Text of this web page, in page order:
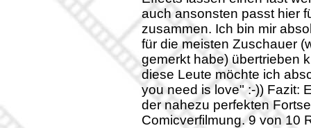
auch ansonsten passt hier
zusammen. Ich bin mir
für die meisten Zuschauer
gemerkt habe) übertrieben
diese Leute möchte ich
you need is love" :-)) Fazit:
der nahezu perfekten
Comicverfilmung. 9 von 10